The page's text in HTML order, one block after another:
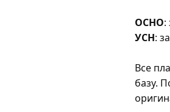
ОСНО:
УСН:
Все
базу.